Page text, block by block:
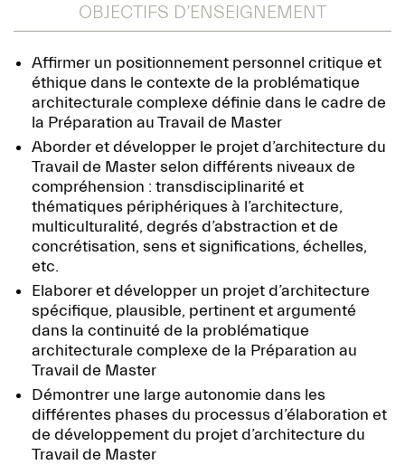
OBJECTIFS D’ENSEIGNEMENT
Affirmer un positionnement personnel critique et
éthique dans le contexte de la problématique
architecturale complexe définie dans le cadre de
la Préparation au Travail de Master
Aborder et développer le projet d’architecture du
Travail de Master selon différents niveaux de
compréhension : transdisciplinarité et
thématiques périphériques à l’architecture,
multiculturalité, degrés d’abstraction et de
concrétisation, sens et significations, échelles,
etc.
Elaborer et développer un projet d’architecture
spécifique, plausible, pertinent et argumenté
dans la continuité de la problématique
architecturale complexe de la Préparation au
Travail de Master
Démontrer une large autonomie dans les
différentes phases du processus d’élaboration et
de développement du projet d’architecture du
Travail de Master